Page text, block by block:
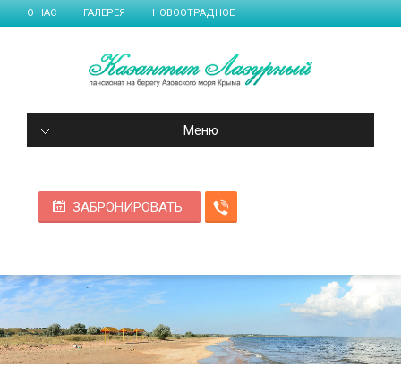
О НАС ГАЛЕРЕЯ НОВООТРАДНОЕ
Меню
ЗАБРОНИРОВАТЬ